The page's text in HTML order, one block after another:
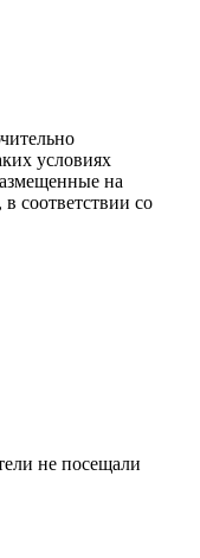
условиях
на
соответствии со
не посещали